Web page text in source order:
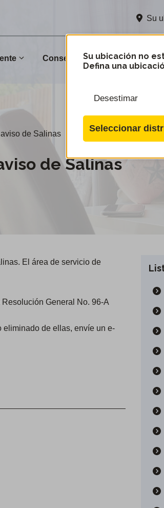
Su
ConservaciónSu ubicación no
Defina una
Desestimar
Seleccionar
de Salinas
de Salinas
El área de servicio de
General No. 96-A
eliminado de ellas, envíe un e-